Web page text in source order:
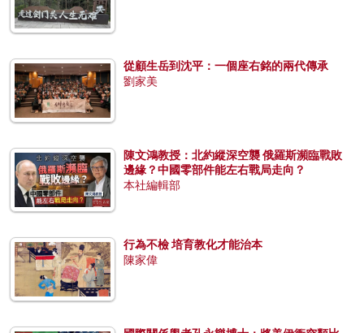
從顧生岳到沈平：一個座右銘的兩代傳承
劉家美
陳文鴻教授：北約縱深空襲 俄羅斯瀕臨戰敗
邊緣？中國零部件能左右戰局走向？
本社編輯部
行為不檢 培育教化才能治本
陳家偉